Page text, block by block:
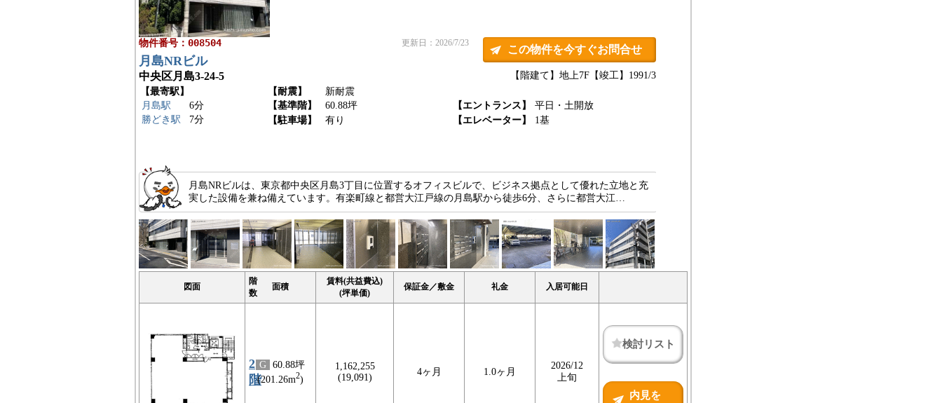
物件番号：008504 更新日：2026/7/23
この物件を今すぐお問合せ
月島NRビル
中央区月島3-24-5 【竣工】1991/3
【階建て】地上7F
【最寄駅】
月島駅
6分
勝どき駅
7分
【耐震】
新耐震
【基準階】
60.88坪 【エントランス】
平日・土開放
【駐車場】
有り 【エレベーター】 1基
月島NRビルは、東京都中央区月島3丁目に位置するオフィスビルで、ビジネス拠点として優れた立地と充
実した設備を兼ね備えています。有楽町線と都営大江戸線の月島駅から徒歩6分、さらに都営大江…
図面
階
数
面積
賃料(共益費込)
(坪単価)
保証金／敷金 礼金 入居可能日
2
階
G 60.88坪
(201.26m2)
1,162,255
(19,091)
4ヶ月 1.0ヶ月
2026/12
上旬
検討リスト
内見を